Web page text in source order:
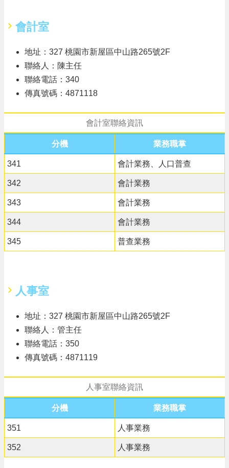
會計室
地址：327 桃園市新屋區中山路265號2F
聯絡人：陳主任
聯絡電話：340
傳真號碼：4871118
會計室聯絡資訊
分機 業務職掌
341 會計業務、人口普查
342 會計業務
343 會計業務
344 會計業務
345 普查業務
人事室
地址：327 桃園市新屋區中山路265號2F
聯絡人：管主任
聯絡電話：350
傳真號碼：4871119
人事室聯絡資訊
分機 業務職掌
351 人事業務
352 人事業務